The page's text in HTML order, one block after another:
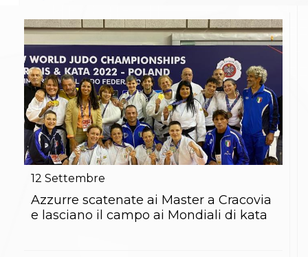
Gare e Risultati
Archivio eventi
Dove siamo
Media
Partners
Trasparenza
Judo
La disciplina
News
Attività Didattica
Gare e Risultati
Albi Federali
Lotta
La disciplina
News
12 Settembre
Azzurre scatenate ai Master a Cracovia
e lasciano il campo ai Mondiali di kata